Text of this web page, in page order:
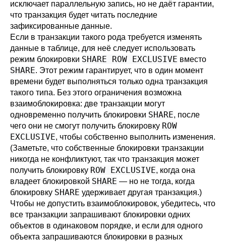
исключает параллельную запись, но не даёт гарантии,
что транзакция будет читать последние
зафиксированные данные.
Если в транзакции такого рода требуется изменять
данные в таблице, для неё следует использовать
режим блокировки SHARE ROW EXCLUSIVE вместо
SHARE. Этот режим гарантирует, что в один момент
времени будет выполняться только одна транзакция
такого типа. Без этого ограничения возможна
взаимоблокировка: две транзакции могут
одновременно получить блокировки SHARE, после
чего они не смогут получить блокировку ROW
EXCLUSIVE, чтобы собственно выполнить изменения.
(Заметьте, что собственные блокировки транзакции
никогда не конфликтуют, так что транзакция может
получить блокировку ROW EXCLUSIVE, когда она
владеет блокировкой SHARE — но не тогда, когда
блокировку SHARE удерживает другая транзакция.)
Чтобы не допустить взаимоблокировок, убедитесь, что
все транзакции запрашивают блокировки одних
объектов в одинаковом порядке, и если для одного
объекта запрашиваются блокировки в разных